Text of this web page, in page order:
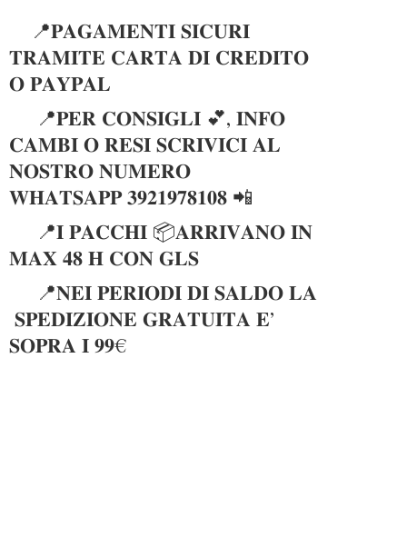
📍𝐏𝐀𝐆𝐀𝐌𝐄𝐍𝐓𝐈 𝐒𝐈𝐂𝐔𝐑𝐈
𝐓𝐑𝐀𝐌𝐈𝐓𝐄 𝐂𝐀𝐑𝐓𝐀 𝐃𝐈 𝐂𝐑𝐄𝐃𝐈𝐓𝐎
𝐎 𝐏𝐀𝐘𝐏𝐀𝐋
📍𝐏𝐄𝐑 𝐂𝐎𝐍𝐒𝐈𝐆𝐋𝐈 💕, 𝐈𝐍𝐅𝐎
𝐂𝐀𝐌𝐁𝐈 𝐎 𝐑𝐄𝐒𝐈 𝐒𝐂𝐑𝐈𝐕𝐈𝐂𝐈 𝐀𝐋
𝐍𝐎𝐒𝐓𝐑𝐎 𝐍𝐔𝐌𝐄𝐑𝐎
𝐖𝐇𝐀𝐓𝐒𝐀𝐏𝐏 𝟑𝟗𝟐𝟏𝟗𝟕𝟖𝟏𝟎𝟖 📲
📍𝐈 𝐏𝐀𝐂𝐂𝐇𝐈 📦𝐀𝐑𝐑𝐈𝐕𝐀𝐍𝐎 𝐈𝐍
𝐌𝐀𝐗 𝟒𝟖 𝐇 𝐂𝐎𝐍 𝐆𝐋𝐒
📍𝐍𝐄𝐈 𝐏𝐄𝐑𝐈𝐎𝐃𝐈 𝐃𝐈 𝐒𝐀𝐋𝐃𝐎 𝐋𝐀
𝐒𝐏𝐄𝐃𝐈𝐙𝐈𝐎𝐍𝐄 𝐆𝐑𝐀𝐓𝐔𝐈𝐓𝐀 𝐄’
𝐒𝐎𝐏𝐑𝐀 𝐈 𝟗𝟗€